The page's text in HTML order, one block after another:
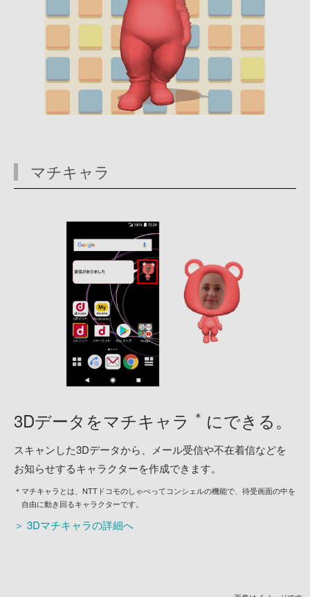
マチキャラ
3Dデータをマチキャラ ＊ にできる。
スキャンした3Dデータから、メール受信や不在着信などを
お知らせするキャラクターを作成できます。
＊マチキャラとは、NTTドコモのしゃべってコンシェルの機能で、待受画面の中を
自由に動き回るキャラクターです。
＞ 3Dマチキャラの詳細へ